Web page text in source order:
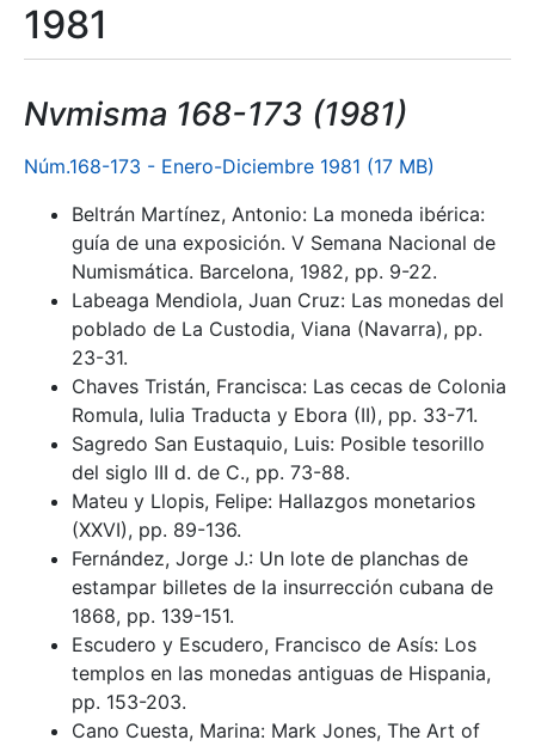
1981
Nvmisma 168-173 (1981)
Núm.168-173 - Enero-Diciembre 1981 (17 MB)
Beltrán Martínez, Antonio: La moneda ibérica:
guía de una exposición. V Semana Nacional de
Numismática. Barcelona, 1982, pp. 9-22.
Labeaga Mendiola, Juan Cruz: Las monedas del
poblado de La Custodia, Viana (Navarra), pp.
23-31.
Chaves Tristán, Francisca: Las cecas de Colonia
Romula, Iulia Traducta y Ebora (II), pp. 33-71.
Sagredo San Eustaquio, Luis: Posible tesorillo
del siglo III d. de C., pp. 73-88.
Mateu y Llopis, Felipe: Hallazgos monetarios
(XXVI), pp. 89-136.
Fernández, Jorge J.: Un lote de planchas de
estampar billetes de la insurrección cubana de
1868, pp. 139-151.
Escudero y Escudero, Francisco de Asís: Los
templos en las monedas antiguas de Hispania,
pp. 153-203.
Cano Cuesta, Marina: Mark Jones, The Art of